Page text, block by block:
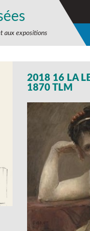
aux expositions
2018 16 LA
1870 TLM